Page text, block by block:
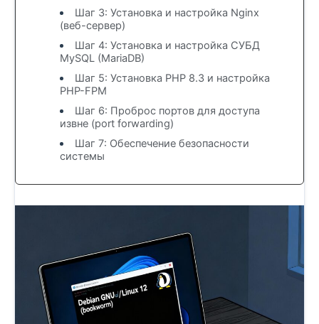
Шаг 3: Установка и настройка Nginx
(веб-сервер)
Шаг 4: Установка и настройка СУБД
MySQL (MariaDB)
Шаг 5: Установка PHP 8.3 и настройка
PHP-FPM
Шаг 6: Проброс портов для доступа
извне (port forwarding)
Шаг 7: Обеспечение безопасности
системы